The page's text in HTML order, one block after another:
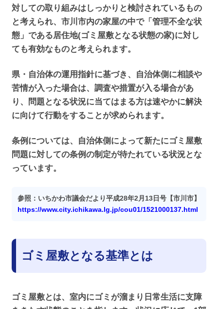
対しての取り組みはしっかりと検討されているもの
と考えられ、市川市内の家屋の中で「管理不全な状
態」である居住地(ゴミ屋敷となる状態の家)に対し
ても有効なものと考えられます。
県・自治体の運用指針に基づき、自治体側に相談や
苦情が入った場合は、調査や措置が入る場合があ
り、問題となる状況に当てはまる方は速やかに解決
に向けて行動をすることが求められます。
条例については、自治体側によって新たにゴミ屋敷
問題に対しての条例の制定が待たれている状況とな
っています。
参照：いちかわ市議会だより平成28年2月13日号【市川市】
https://www.city.ichikawa.lg.jp/cou01/1521000137.html
ゴミ屋敷となる基準とは
ゴミ屋敷とは、室内にゴミが溜まり日常生活に支障